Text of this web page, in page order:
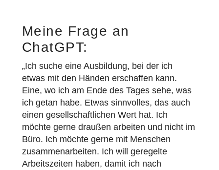
Meine Frage an
ChatGPT:
„Ich suche eine Ausbildung, bei der ich
etwas mit den Händen erschaffen kann.
Eine, wo ich am Ende des Tages sehe, was
ich getan habe. Etwas sinnvolles, das auch
einen gesellschaftlichen Wert hat. Ich
möchte gerne draußen arbeiten und nicht im
Büro. Ich möchte gerne mit Menschen
zusammenarbeiten. Ich will geregelte
Arbeitszeiten haben, damit ich nach